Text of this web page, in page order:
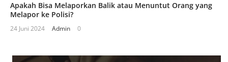
Apakah Bisa Melaporkan Balik atau Menuntut Orang yang
Melapor ke Polisi?
24 Juni 2024 Admin 0